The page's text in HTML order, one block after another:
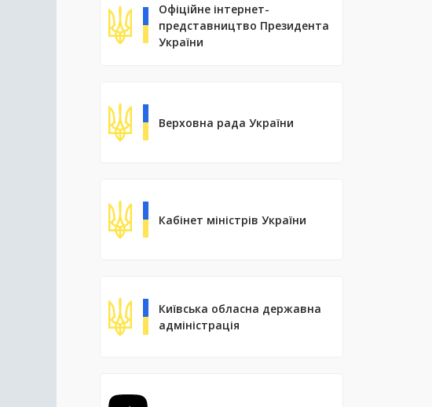
Офіційне інтернет-
представництво Президента
України
Верховна рада України
Кабінет міністрів України
Київська обласна державна
адміністрація